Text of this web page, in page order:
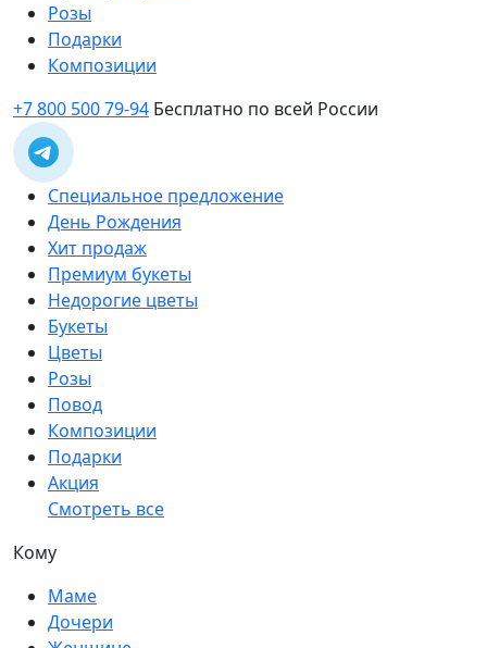
Розы
Подарки
Композиции
+7 800 500 79-94 Бесплатно по всей России
Специальное предложение
День Рождения
Хит продаж
Премиум букеты
Недорогие цветы
Букеты
Цветы
Розы
Повод
Композиции
Подарки
Акция
Смотреть все
Кому
Маме
Дочери